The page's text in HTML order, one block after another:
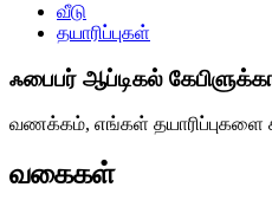
வீடு
தயாரிப்புகள்
ஃபைபர் ஆப்டிகல்
வணக்கம், எங்கள் தயாரிப்புகளை
வகைகள்